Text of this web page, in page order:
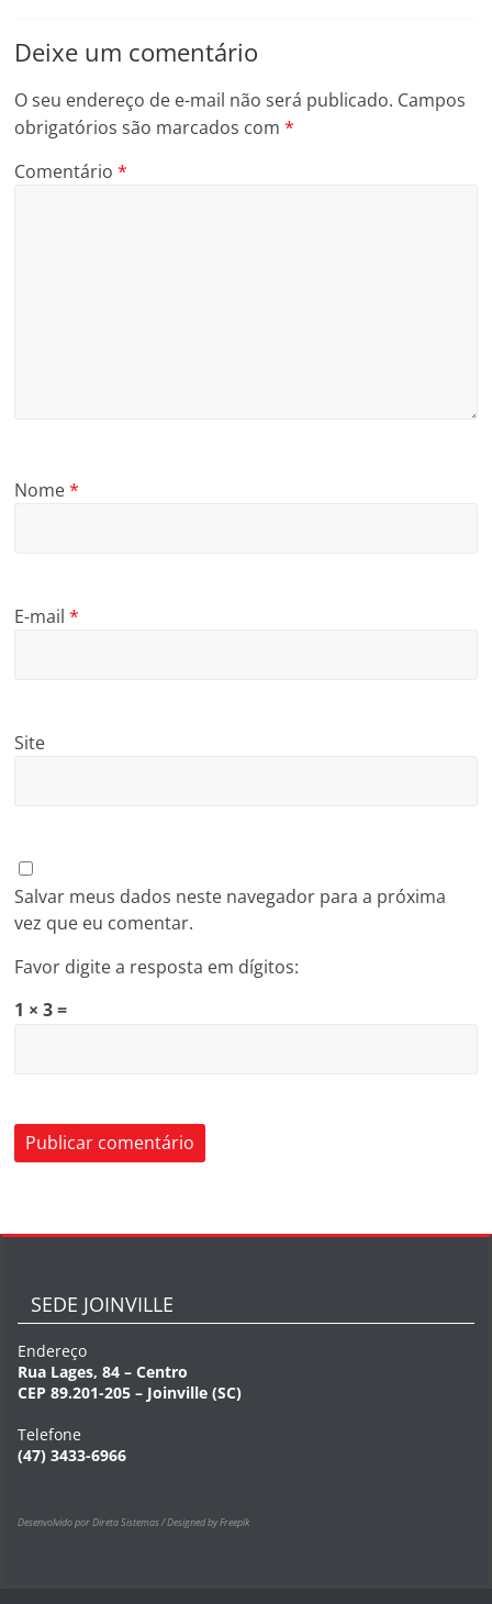
Deixe um comentário
O seu endereço de e-mail não será publicado. Campos
obrigatórios são marcados com*
Comentário*
Nome*
E-mail*
Site
Salvar meus dados neste navegador para a próxima
vez que eu comentar.
Favor digite a resposta em dígitos:
1 × 3 =
SEDE JOINVILLE
Endereço
Rua Lages, 84 – Centro
CEP 89.201-205 – Joinville (SC)
Telefone
(47) 3433-6966
Desenvolvido por Direta Sistemas /Designed by Freepik